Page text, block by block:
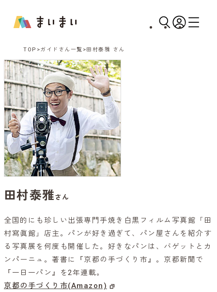
TOP ガイドさん一覧 田村泰雅 さん
田村泰雅さん
全国的にも珍しい出張専門手焼き白黒フィルム写真館「田
村寫眞館」店主。パンが好き過ぎて、パン屋さんを紹介す
る写真展を何度も開催した。好きなパンは、バゲットとカ
ンパーニュ。著書に『京都の手づくり市』。京都新聞で
『一日一パン』を2年連載。
京都の手づくり市(Amazon)